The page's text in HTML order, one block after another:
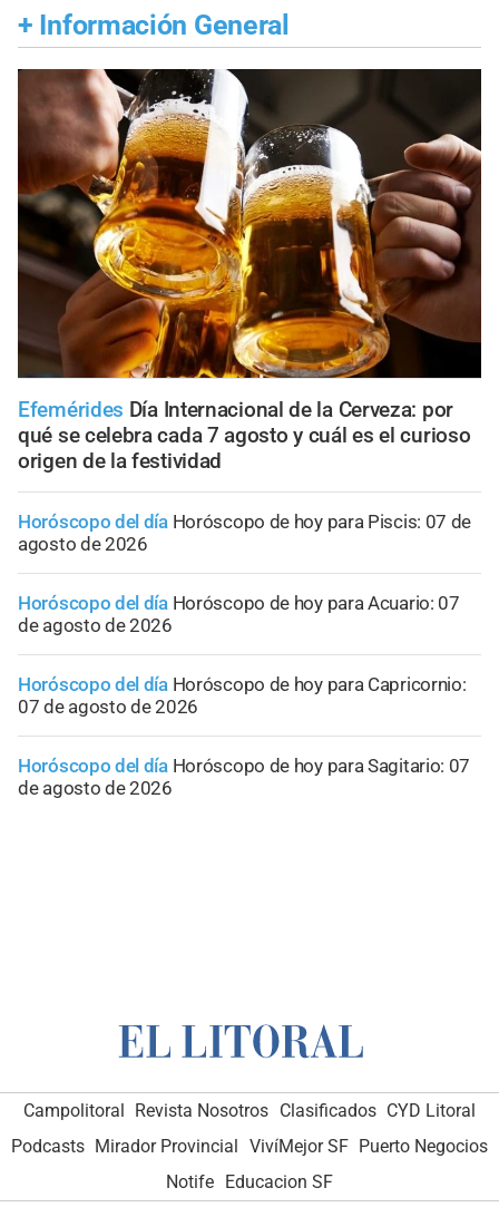
+ Información General
Efemérides Día Internacional de la Cerveza: por
qué se celebra cada 7 agosto y cuál es el curioso
origen de la festividad
Horóscopo del día Horóscopo de hoy para Piscis: 07 de
agosto de 2026
Horóscopo del día Horóscopo de hoy para Acuario: 07
de agosto de 2026
Horóscopo del día Horóscopo de hoy para Capricornio:
07 de agosto de 2026
Horóscopo del día Horóscopo de hoy para Sagitario: 07
de agosto de 2026
Campolitoral Revista Nosotros Clasificados CYD Litoral
Podcasts Mirador Provincial VivíMejor SF Puerto Negocios
Notife
Educacion SF